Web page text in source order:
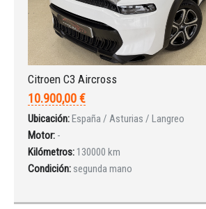
Citroen C3 Aircross
10.900,00 €
Ubicación:España / Asturias / Langreo
Motor: -
Kilómetros: 130000 km
Condición: segunda mano